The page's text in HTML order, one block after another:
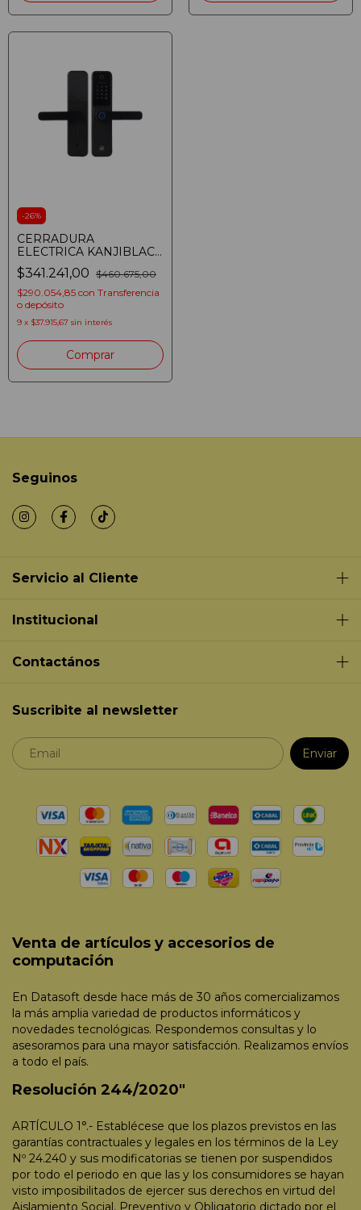
-26%
CERRADURA
ELECTRICA KANJIBLACK
W976 WIFI HUELLA APP
TUYA CAMARA
EXTERIOR
(7635718721232)
$341.241,00 $460.675,00
$290.054,85 con Transferencia
o depósito
9 x $37.915,67 sin interés
Seguinos
Servicio al Cliente
Institucional
Contactános
Suscribite al newsletter
Venta de artículos y accesorios de
computación
En Datasoft desde hace más de 30 años comercializamos
la más amplia variedad de productos informáticos y
novedades tecnológicas. Respondemos consultas y lo
asesoramos para una mayor satisfacción. Realizamos envíos
a todo el país.
Resolución 244/2020"
ARTÍCULO 1°.- Establécese que los plazos previstos en las
garantías contractuales y legales en los términos de la Ley
Nº 24.240 y sus modificatorias se tienen por suspendidos
por todo el periodo en que las y los consumidores se hayan
visto imposibilitados de ejercer sus derechos en virtud del
Aislamiento Social, Preventivo y Obligatorio dictado por el